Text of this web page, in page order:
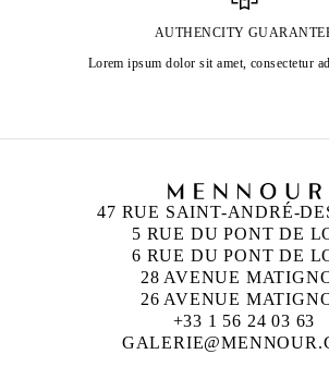
AUTHENCITY
Lorem ipsum dolor sit amet, consectetur
47 RUE SAINT-ANDRÉ-
5 RUE DU PONT DE
6 RUE DU PONT DE
28 AVENUE
26 AVENUE
+33 1 56 24 03 63